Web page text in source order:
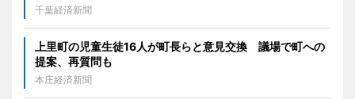
千葉経済新聞
上里町の児童生徒16人が町長らと意見交換 議場で町への
提案、再質問も
本庄経済新聞